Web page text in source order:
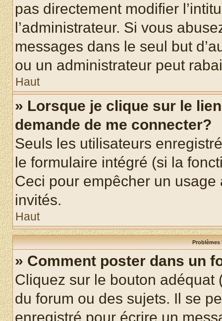
pas directement modifier
l’administrateur. Si vous
messages dans le seul but
ou un administrateur peut
Haut
» Lorsque je clique sur le
demande de me connecter?
Seuls les utilisateurs
le formulaire intégré (si la
Ceci pour empêcher un
invités.
Haut
Problèmes
» Comment poster dans un
Cliquez sur le bouton
du forum ou des sujets. Il se
enregistré pour écrire un